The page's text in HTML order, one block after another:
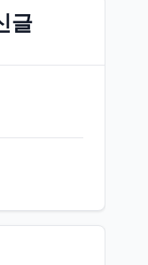
글